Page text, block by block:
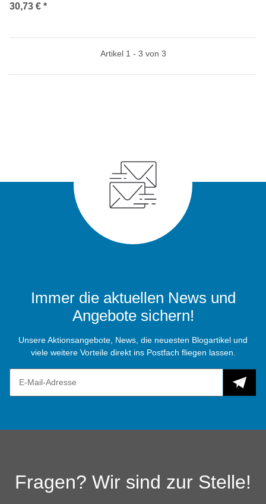
30,73 € *
Artikel 1 - 3 von 3
Immer die aktuellen News und
Angebote sichern!
Unsere Aktionsangebote, News, die neuesten Blogartikel und
viele weitere Vorteile direkt ins Postfach fliegen lassen.
Fragen? Wir sind zur Stelle!